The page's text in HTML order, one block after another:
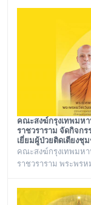
คณะสงฆ์กรุงเทพมห
ราชวราราม จัดกิจก
เยี่ยมผู้ป่วยติดเตียงชุ
คณะสงฆ์กรุงเทพมห
ราชวราราม พระพร
และ พระราชวชิรรัต
อรุณ, รองวัดอรุณรา